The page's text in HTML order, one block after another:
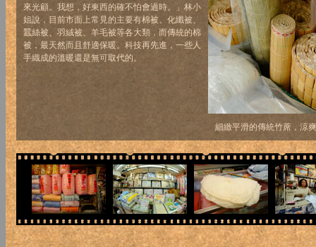
來光顧。我想，好東西的確不怕會過時。」林小
姐說，目前市面上常見的主要有棉被、化纖被、
蠶絲被、羽絨被、羊毛被等各大類，而傳統的棉
被，最天然而且舒適保暖。科技再先進，一些人
手織成的溫暖還是無可取代的。
細緻平滑的傳統竹蓆，涼